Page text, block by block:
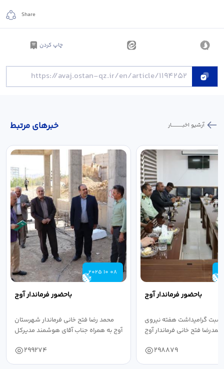
Share
چاپ کردن
خبر‌های مرتبط آرشیو اخبـــــــــــار
2025 10 08
باحضور فرماندار آوج
محمد رضا فتح خانی فرماندار شهرستان
آوج به همراه جناب آقای هوشمند مدیرکل
299274
باحضور فرماندار آوج
گرامیداشت هفته نیروی
فتح خانی فرماندار آوج
298879